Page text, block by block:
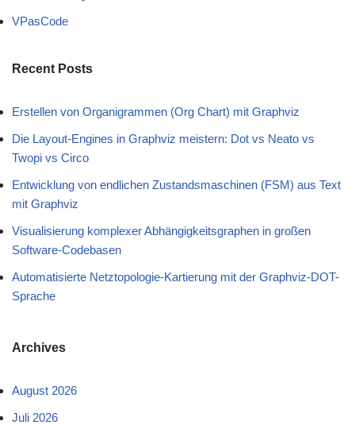
VPasCode
Recent Posts
Erstellen von Organigrammen (Org Chart) mit Graphviz
Die Layout-Engines in Graphviz meistern: Dot vs Neato vs
Twopi vs Circo
Entwicklung von endlichen Zustandsmaschinen (FSM) aus Text
mit Graphviz
Visualisierung komplexer Abhängigkeitsgraphen in großen
Software-Codebasen
Automatisierte Netztopologie-Kartierung mit der Graphviz-DOT-
Sprache
Archives
August 2026
Juli 2026